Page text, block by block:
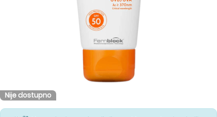
Nije dostupno